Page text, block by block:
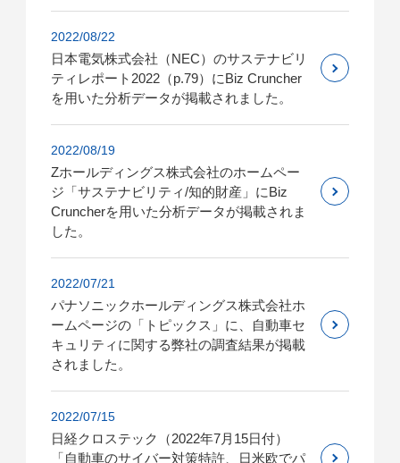
2022/08/22
日本電気株式会社（NEC）のサステナビリ
ティレポート2022（p.79）にBiz Cruncher
を用いた分析データが掲載されました。
2022/08/19
Zホールディングス株式会社のホームペー
ジ「サステナビリティ/知的財産」にBiz
Cruncherを用いた分析データが掲載されま
した。
2022/07/21
パナソニックホールディングス株式会社ホ
ームページの「トピックス」に、自動車セ
キュリティに関する弊社の調査結果が掲載
されました。
2022/07/15
日経クロステック（2022年7月15日付）
「自動車のサイバー対策特許、日米欧でパ